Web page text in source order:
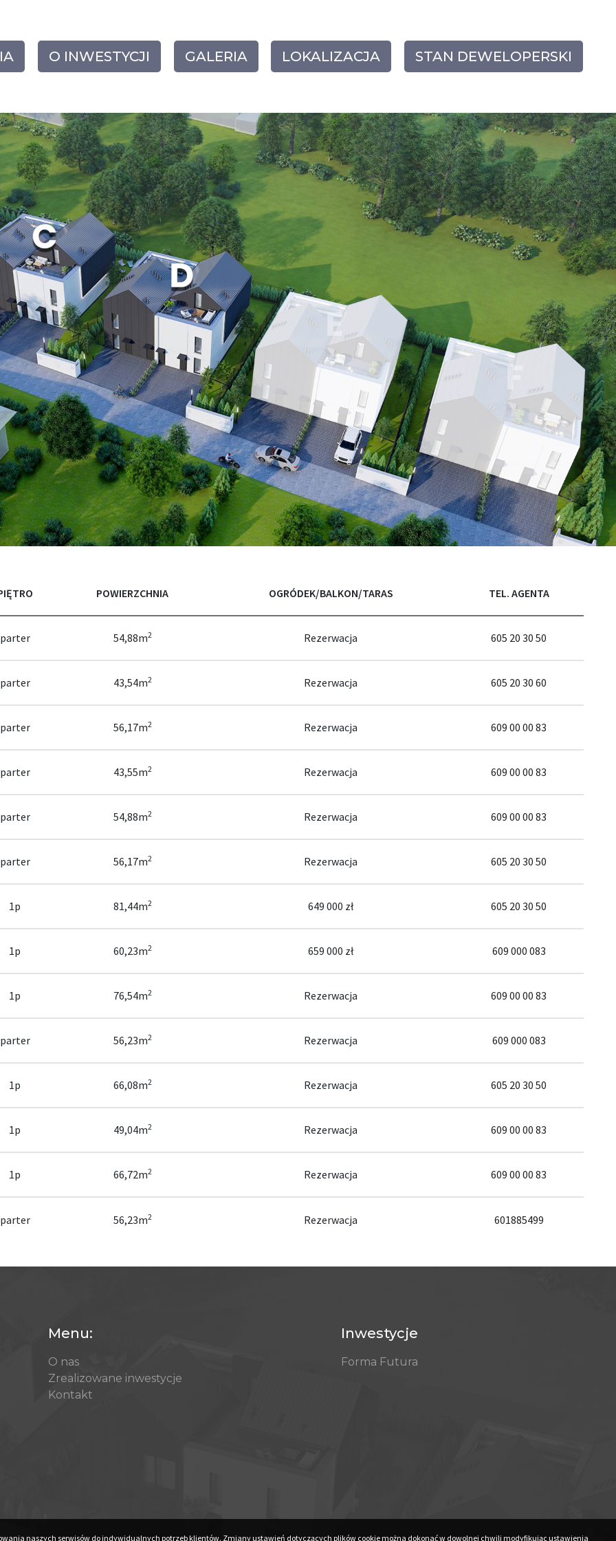
O INWESTYCJI GALERIA LOKALIZACJA STAN DEWELOPERSKI
POWIERZCHNIA OGRÓDEK/BALKON/TARAS TEL. AGENTA
parter 54,88m2 Rezerwacja 605 20 30 50
parter 43,54m2 Rezerwacja 605 20 30 60
parter 56,17m2 Rezerwacja 609 00 00 83
parter 43,55m2 Rezerwacja 609 00 00 83
parter 54,88m2 Rezerwacja 609 00 00 83
parter 56,17m2 Rezerwacja 605 20 30 50
1p 81,44m2 649 000 zł 605 20 30 50
1p 60,23m2 659 000 zł 609 000 083
1p 76,54m2 Rezerwacja 609 00 00 83
parter 56,23m2 Rezerwacja 609 000 083
1p 66,08m2 Rezerwacja 605 20 30 50
1p 49,04m2 Rezerwacja 609 00 00 83
1p 66,72m2 Rezerwacja 609 00 00 83
parter 56,23m2 Rezerwacja 601885499
Menu:
O nas
Zrealizowane inwestycje
Kontakt
Inwestycje
Forma Futura
naszych serwisów do indywidualnych potrzeb klientów. Zmiany ustawień dotyczących plików cookie można dokonać w dowolnej chwili modyfikując ustawienia